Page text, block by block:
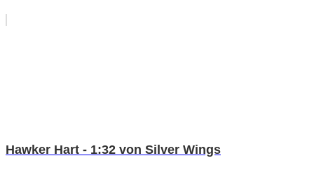
Hawker Hart - 1:32 von Silver Wings